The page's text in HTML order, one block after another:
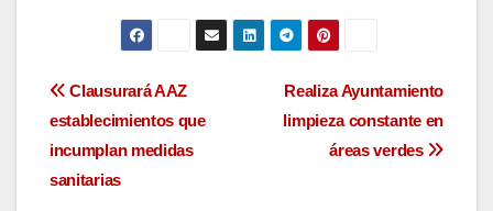
Navegación
de
entradas
Realiza Ayuntamiento
limpieza constante en
áreas verdes
Clausurará AAZ
establecimientos que
incumplan medidas
sanitarias